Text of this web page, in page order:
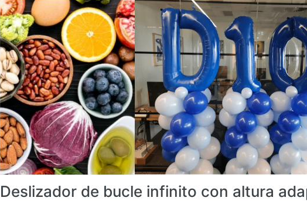
Deslizador de bucle infinito con altura